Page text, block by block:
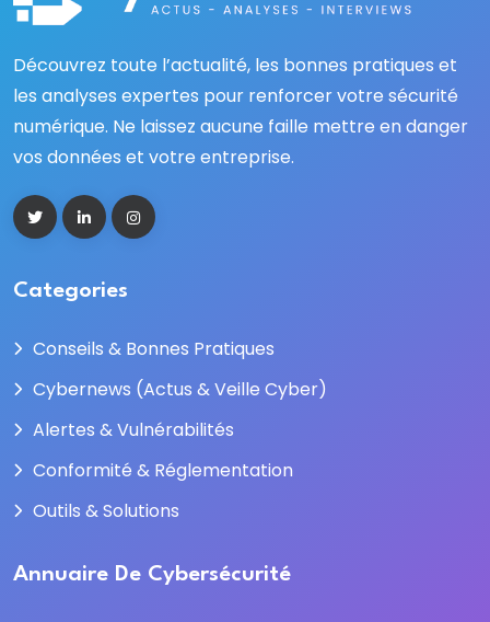
Découvrez toute l’actualité, les bonnes pratiques et
les analyses expertes pour renforcer votre sécurité
numérique. Ne laissez aucune faille mettre en danger
vos données et votre entreprise.
Categories
Conseils & Bonnes Pratiques
Cybernews (Actus & Veille Cyber)
Alertes & Vulnérabilités
Conformité & Réglementation
Outils & Solutions
Annuaire De Cybersécurité